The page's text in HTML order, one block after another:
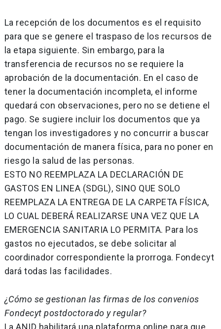
La recepción de los documentos es el requisito
para que se genere el traspaso de los recursos de
la etapa siguiente. Sin embargo, para la
transferencia de recursos no se requiere la
aprobación de la documentación. En el caso de
tener la documentación incompleta, el informe
quedará con observaciones, pero no se detiene el
pago. Se sugiere incluir los documentos que ya
tengan los investigadores y no concurrir a buscar
documentación de manera física, para no poner en
riesgo la salud de las personas.
ESTO NO REEMPLAZA LA DECLARACIÓN DE
GASTOS EN LINEA (SDGL), SINO QUE SOLO
REEMPLAZA LA ENTREGA DE LA CARPETA FÍSICA,
LO CUAL DEBERÁ REALIZARSE UNA VEZ QUE LA
EMERGENCIA SANITARIA LO PERMITA. Para los
gastos no ejecutados, se debe solicitar al
coordinador correspondiente la prorroga. Fondecyt
dará todas las facilidades.
¿Cómo se gestionan las firmas de los convenios
Fondecyt postdoctorado y regular?
La ANID habilitará una plataforma online para que